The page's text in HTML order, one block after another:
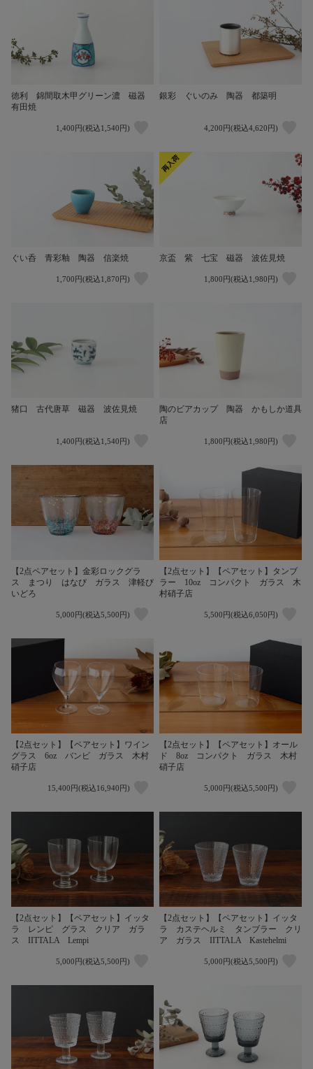
徳利 錦間取木甲グリーン濃 磁器
有田焼
1,400円(税込1,540円)
銀彩 ぐいのみ 陶器 都築明
4,200円(税込4,620円)
ぐい呑 青彩釉 陶器 信楽焼
1,700円(税込1,870円)
京盃 紫 七宝 磁器 波佐見焼
1,800円(税込1,980円)
猪口 古代唐草 磁器 波佐見焼
1,400円(税込1,540円)
陶のビアカップ 陶器 かもしか道具
店
1,800円(税込1,980円)
【2点ペアセット】金彩ロックグラ
ス まつり はなび ガラス 津軽び
いどろ
5,000円(税込5,500円)
【2点セット】【ペアセット】タンブ
ラー 10oz コンパクト ガラス 木
村硝子店
5,500円(税込6,050円)
【2点セット】【ペアセット】ワイン
グラス 6oz バンビ ガラス 木村
硝子店
15,400円(税込16,940円)
【2点セット】【ペアセット】オール
ド 8oz コンパクト ガラス 木村
硝子店
5,000円(税込5,500円)
【2点セット】【ペアセット】イッタ
ラ レンピ グラス クリア ガラ
ス IITTALA Lempi
5,000円(税込5,500円)
【2点セット】【ペアセット】イッタ
ラ カステヘルミ タンブラー クリ
ア ガラス IITTALA Kastehelmi
5,000円(税込5,500円)